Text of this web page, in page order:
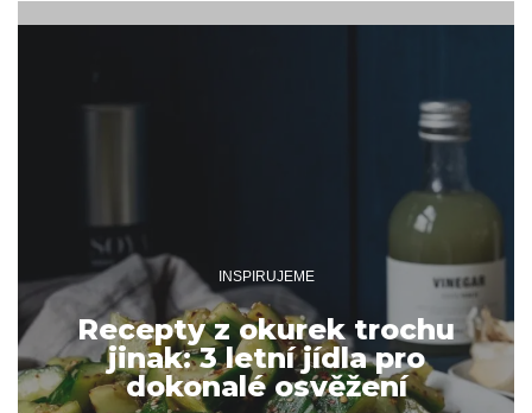
INSPIRUJEME
Recepty z okurek trochu
jinak: 3 letní jídla pro
dokonalé osvěžení